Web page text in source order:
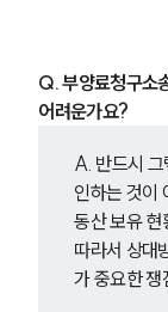
Q. 부양료청구소
어려운가요?
A. 반드시 그
인하는 것이
동산 보유 현
따라서 상대
가 중요한 쟁